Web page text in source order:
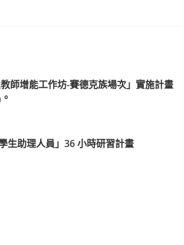
師增能工作坊-賽德克族場次」實施計畫
生助理人員」36 小時研習計畫